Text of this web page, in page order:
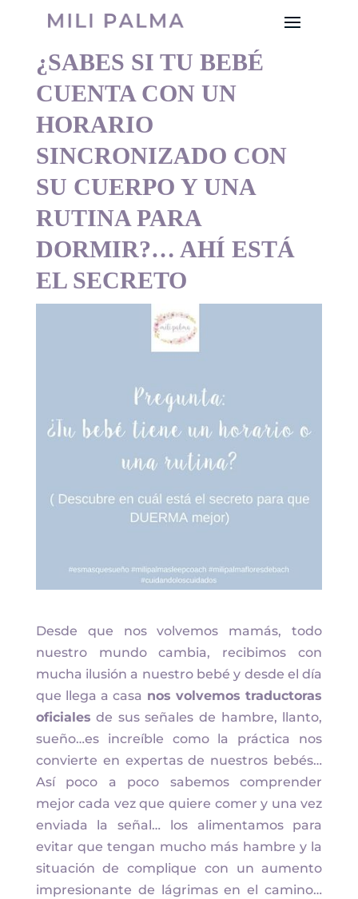
¿SABES SI TU BEBÉ
CUENTA CON UN
HORARIO
SINCRONIZADO CON
SU CUERPO Y UNA
RUTINA PARA
DORMIR?… AHÍ ESTÁ
EL SECRETO
Desde que nos volvemos mamás, todo
nuestro mundo cambia, recibimos con
mucha ilusión a nuestro bebé y desde el día
que llega a casa nos volvemos traductoras
oficiales de sus señales de hambre, llanto,
sueño…es increíble como la práctica nos
convierte en expertas de nuestros bebés…
Así poco a poco sabemos comprender
mejor cada vez que quiere comer y una vez
enviada la señal… los alimentamos para
evitar que tengan mucho más hambre y la
situación de complique con un aumento
impresionante de lágrimas en el camino…